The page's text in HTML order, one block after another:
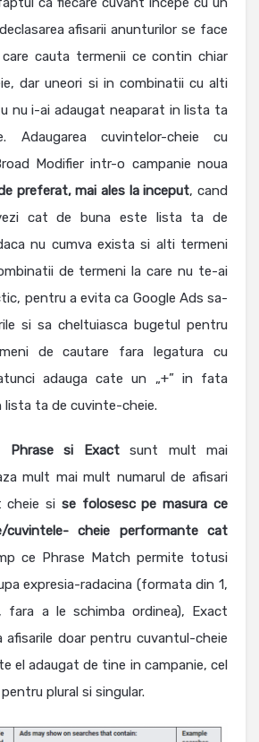
afisarii anunturilor se face
cauta termenii ce contin chiar
dar uneori si in combinatii cu alti
nu i-ai adaugat neaparat in lista ta
Adaugarea cuvintelor-cheie cu
Modifier intr-o campanie noua
preferat, mai ales la inceput, cand
cat de buna este lista ta de
nu cumva exista si alti termeni
de termeni la care nu te-ai
pentru a evita ca Google Ads sa-
si sa cheltuiasca bugetul pentru
de cautare fara legatura cu
adauga cate un „+” in fata
lista ta de cuvinte-cheie.
Phrase si Exactsunt mult mai
mult mai mult numarul de afisari
cheie si se folosesc pe masura ce
cuvintele- cheie performante cat
ce Phrase Match permite totusi
expresia-radacina (formata din 1,
a le schimba ordinea), Exact
afisarile doar pentru cuvantul-cheie
el adaugat de tine in campanie, cel
plural si singular.